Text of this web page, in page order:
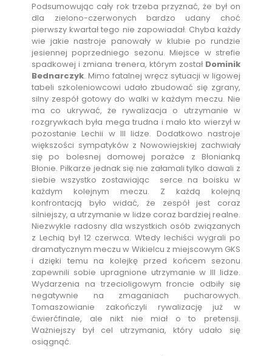
Podsumowując cały rok trzeba przyznać, że był on
dla zielono-czerwonych bardzo udany choć
pierwszy kwartał tego nie zapowiadał. Chyba każdy
wie jakie nastroje panowały w klubie po rundzie
jesiennej poprzedniego sezonu. Miejsce w strefie
spadkowej i zmiana trenera, którym został Dominik
Bednarczyk. Mimo fatalnej wręcz sytuacji w ligowej
tabeli szkoleniowcowi udało zbudować się zgrany,
silny zespół gotowy do walki w każdym meczu. Nie
ma co ukrywać, że rywalizacja o utrzymanie w
rozgrywkach była mega trudna i mało kto wierzył w
pozostanie Lechii w III lidze. Dodatkowo nastroje
większości sympatyków z Nowowiejskiej zachwiały
się po bolesnej domowej porażce z Błonianką
Błonie. Piłkarze jednak się nie załamali tylko dawali z
siebie wszystko zostawiając serce na boisku w
każdym kolejnym meczu. Z każdą kolejną
konfrontacją było widać, że zespół jest coraz
silniejszy, a utrzymanie w lidze coraz bardziej realne.
Niezwykle radosny dla wszystkich osób związanych
z Lechią był 12 czerwca. Wtedy lechiści wygrali po
dramatycznym meczu w Wikielcu z miejscowym GKS
i dzięki temu na kolejkę przed końcem sezonu
zapewnili sobie upragnione utrzymanie w III lidze.
Wydarzenia na trzecioligowym froncie odbiły się
negatywnie na zmaganiach pucharowych.
Tomaszowianie zakończyli rywalizację już w
ćwierćfinale, ale nikt nie miał o to pretensji.
Ważniejszy był cel utrzymania, który udało się
osiągnąć.